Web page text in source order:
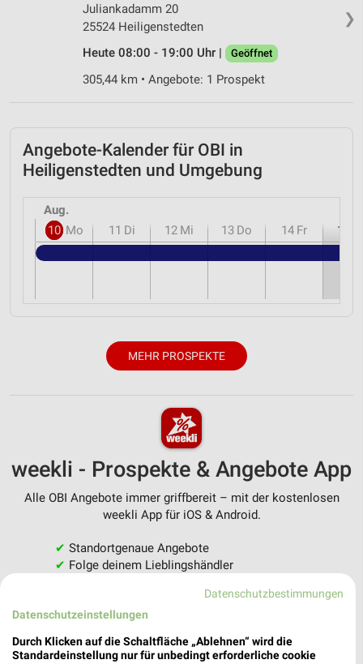
❯
Juliankadamm 20
25524 Heiligenstedten
Heute 08:00 - 19:00 Uhr |
Geöffnet
305,44 km • Angebote: 1 Prospekt
Angebote-Kalender für OBI in
Heiligenstedten und Umgebung
Aug.
10 Mo 11 Di 12 Mi 13 Do 14 Fr 15
MEHR PROSPEKTE
weekli - Prospekte & Angebote App
Alle OBI Angebote immer griffbereit – mit der kostenlosen
weekli App für iOS & Android.
✔ Standortgenaue Angebote
✔ Folge deinem Lieblingshändler
Einkaufsliste - Einkauf stressfrei planen
JETZT LADEN UND SPAREN!
Datenschutzbestimmungen
Datenschutzeinstellungen
Durch Klicken auf die Schaltfläche „Ablehnen“ wird die
Standardeinstellung nur für unbedingt erforderliche cookie